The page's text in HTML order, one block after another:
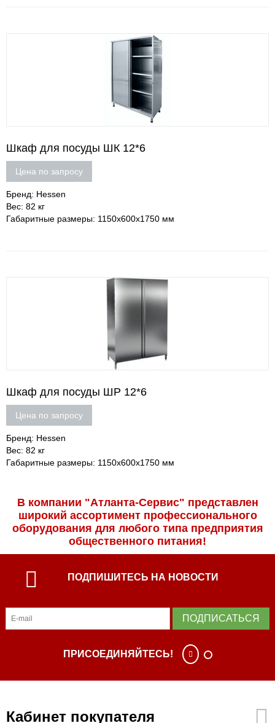
Шкаф для посуды ШК 12*6
Цена по запросу
Бренд: Hessen
Вес: 82 кг
Габаритные размеры: 1150х600х1750 мм
Шкаф для посуды ШР 12*6
Цена по запросу
Бренд: Hessen
Вес: 82 кг
Габаритные размеры: 1150х600х1750 мм
В компании "Атланта-Сервис" представлен
широкий ассортимент профессиональ­ного
оборудования для любого типа предприятия
общественного питания!
ПОДПИШИТЕСЬ НА НОВОСТИ
ПОДПИСАТЬСЯ
ПРИСОЕДИНЯЙТЕСЬ!
Кабинет покупателя